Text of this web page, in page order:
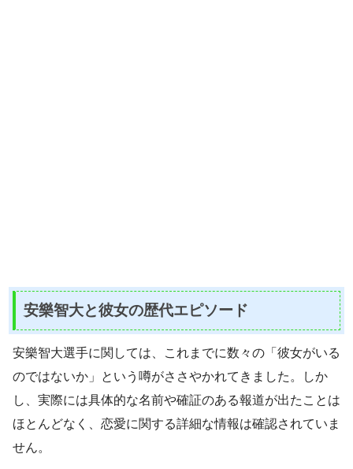
安樂智大と彼女の歴代エピソード
安樂智大選手に関しては、これまでに数々の「彼女がいる
のではないか」という噂がささやかれてきました。しか
し、実際には具体的な名前や確証のある報道が出たことは
ほとんどなく、恋愛に関する詳細な情報は確認されていま
せん。